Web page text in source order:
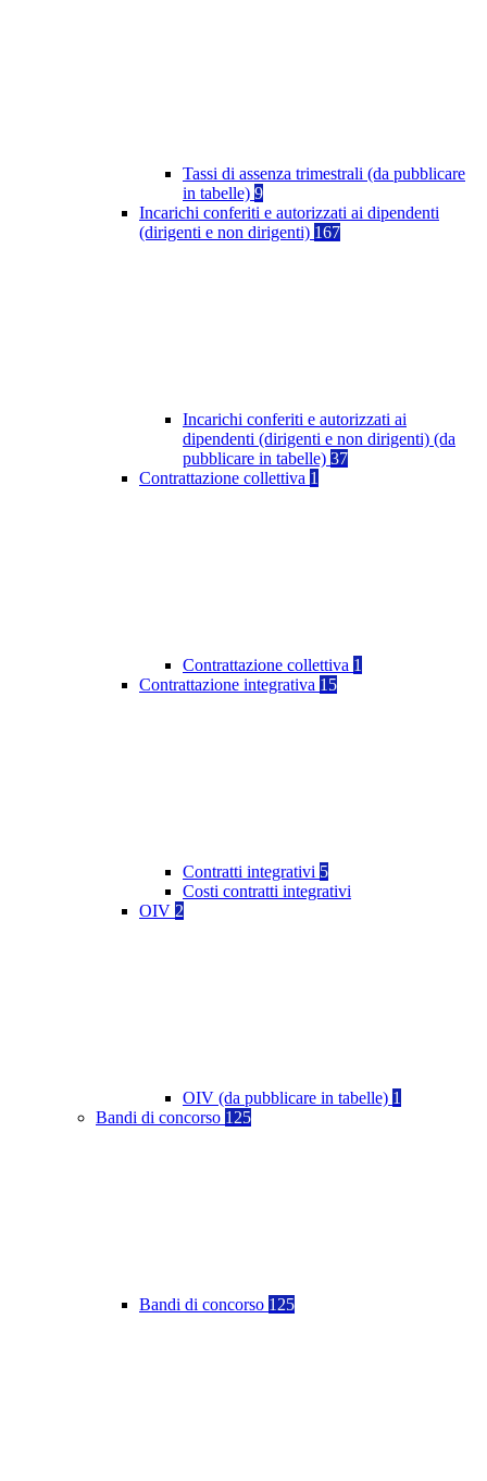
Tassi di assenza trimestrali (da pubblicare
in tabelle) 9
Incarichi conferiti e autorizzati ai dipendenti
(dirigenti e non dirigenti) 167
Incarichi conferiti e autorizzati ai
dipendenti (dirigenti e non dirigenti) (da
pubblicare in tabelle) 37
Contrattazione collettiva 1
Contrattazione collettiva 1
Contrattazione integrativa 15
Contratti integrativi 5
Costi contratti integrativi
OIV 2
OIV (da pubblicare in tabelle) 1
Bandi di concorso 125
Bandi di concorso 125